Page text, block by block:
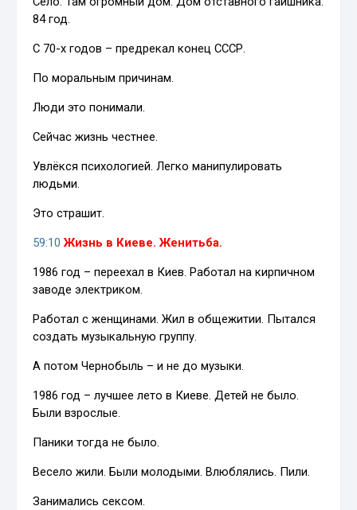
84 год.
С 70-х годов – предрекал конец СССР.
По моральным причинам.
Люди это понимали.
Сейчас жизнь честнее.
Увлёкся психологией. Легко манипулировать
людьми.
Это страшит.
59:10 Жизнь в Киеве. Женитьба.
1986 год – переехал в Киев. Работал на кирпичном
заводе электриком.
Работал с женщинами. Жил в общежитии. Пытался
создать музыкальную группу.
А потом Чернобыль – и не до музыки.
1986 год – лучшее лето в Киеве. Детей не было.
Были взрослые.
Паники тогда не было.
Весело жили. Были молодыми. Влюблялись. Пили.
Занимались сексом.